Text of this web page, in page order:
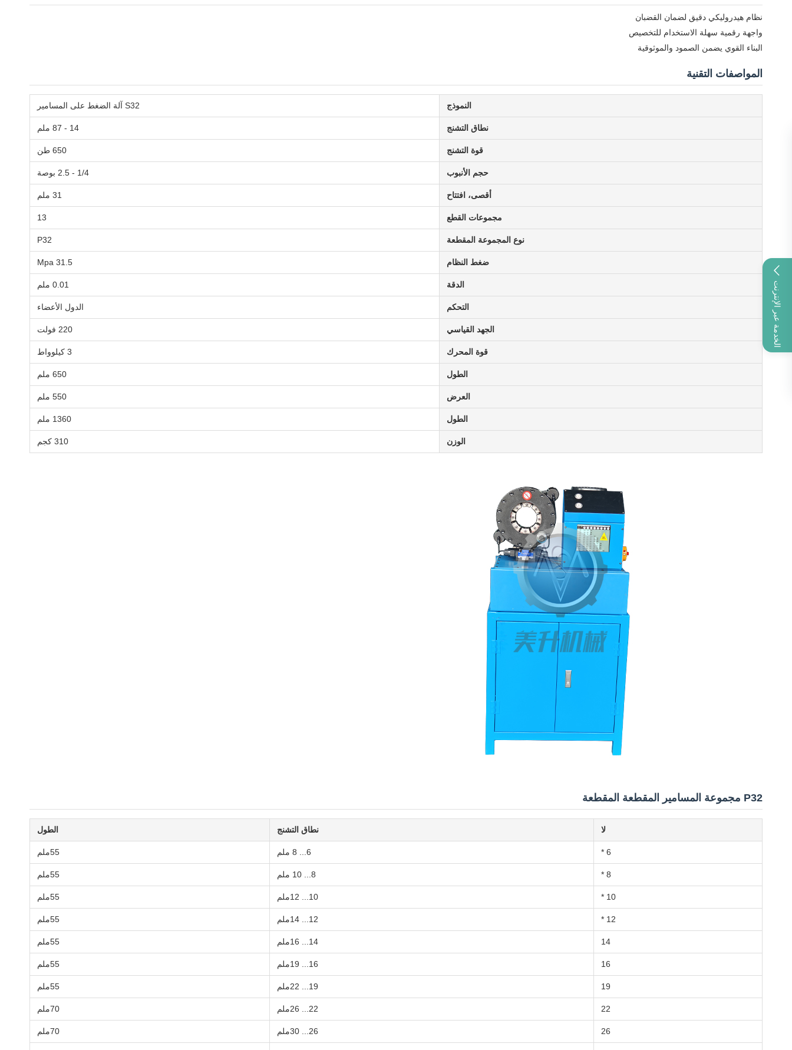
الخدمة عبر الإنترنت
نظام هيدروليكي دقيق لضمان القضبان
واجهة رقمية سهلة الاستخدام للتخصيص
البناء القوي يضمن الصمود والموثوقية
المواصفات التقنية
النموذج S32 آلة الضغط على المسامير
نطاق التشنج 14 - 87 ملم
قوة التشنج 650 طن
حجم الأنبوب 1/4 - 2.5 بوصة
أقصى، افتتاح 31 ملم
مجموعات القطع 13
نوع المجموعة المقطعة P32
ضغط النظام 31.5 Mpa
الدقة 0.01 ملم
التحكم الدول الأعضاء
الجهد القياسي 220 فولت
قوة المحرك 3 كيلوواط
الطول 650 ملم
العرض 550 ملم
الطول 1360 ملم
الوزن 310 كجم
P32 مجموعة المسامير المقطعة المقطعة
لا نطاق التشنج الطول
6 * 6... 8 ملم 55ملم
8 * 8... 10 ملم 55ملم
10 * 10... 12ملم 55ملم
12 * 12... 14ملم 55ملم
14 14... 16ملم 55ملم
16 16... 19ملم 55ملم
19 19... 22ملم 55ملم
22 22... 26ملم 70ملم
26 26... 30ملم 70ملم